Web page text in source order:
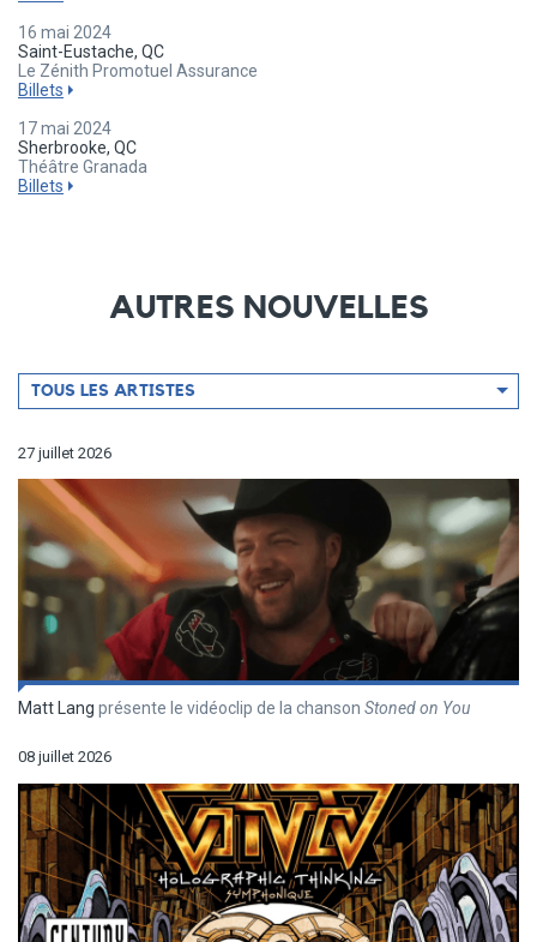
16 mai 2024
Saint-Eustache, QC
Le Zénith Promotuel Assurance
Billets
17 mai 2024
Sherbrooke, QC
Théâtre Granada
Billets
AUTRES NOUVELLES
Filtrer
par
TOUS LES ARTISTES
27 juillet 2026
Matt Lang présente le vidéoclip de la chanson Stoned on You
08 juillet 2026